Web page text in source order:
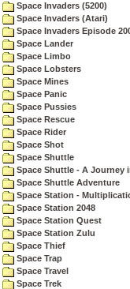
Space Invaders (5200)
Space Invaders (Atari)
Space Invaders Episode
Space Lander
Space Limbo
Space Lobsters
Space Mines
Space Panic
Space Pussies
Space Rescue
Space Rider
Space Shot
Space Shuttle
Space Shuttle - A Journey
Space Shuttle Adventure
Space Station -
Space Station 2048
Space Station Quest
Space Station Zulu
Space Thief
Space Trap
Space Travel
Space Trek